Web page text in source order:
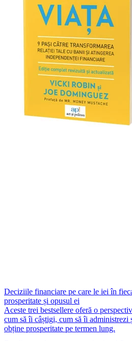
Deciziile financiare pe care le iei în
prosperitate și opusul ei
Aceste trei bestsellere oferă o
cum să îi câștigi, cum să îi administrezi
obține prosperitate pe termen lung.